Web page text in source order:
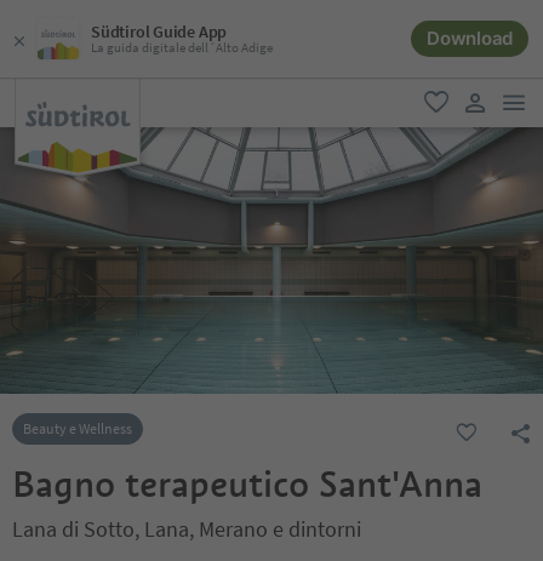
Südtirol Guide App
La guida digitale dell´Alto Adige Download
favoriti
user link
Beauty e Wellness
Bagno terapeutico Sant'Anna
Lana di Sotto, Lana, Merano e dintorni